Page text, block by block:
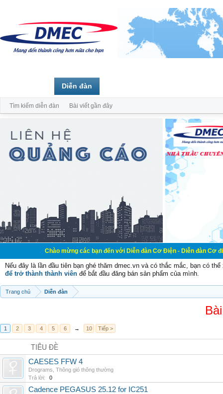
Chào mừng các bạn đến với Diễn đàn Cơ Điện - Diễn đàn Cơ điện là
Nếu đây là lần đầu tiên bạn ghé thăm dmec.vn và có thắc mắc, bạn có
để trở thành thành viên để bắt đầu đăng bán sản phẩm của mình.
Trang chủ Diễn đàn
1 2 3 4 5 6 → 10 Tiếp >
TIÊU ĐỀ
CAESES FFW 4
Drograms Thông gió thông thường
Trả lời:
0
Cadence PEGASUS 25.12 for IC251
Diễn đàn
Tìm kiếm diễn đàn Bài viết gần đây